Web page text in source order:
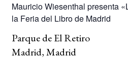
Mauricio Wiesenthal presenta
la Feria del Libro de Madrid
Parque de El Retiro
Madrid, Madrid